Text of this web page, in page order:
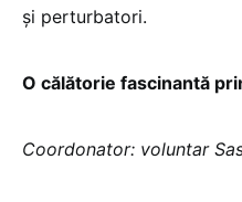
și perturbatori.
O călătorie fascinantă
Coordonator: voluntar